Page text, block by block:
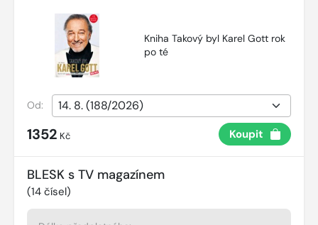
Kniha Takový byl Karel Gott rok
po té
Od:
1352 Kč Koupit
BLESK s TV magazínem
(14 čísel)